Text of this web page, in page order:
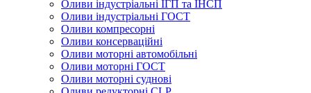
Оливи індустріальні ІГП та ІНСП
Оливи індустріальні ГОСТ
Оливи компресорні
Оливи консерваційні
Оливи моторні автомобільні
Оливи моторні ГОСТ
Оливи моторні суднові